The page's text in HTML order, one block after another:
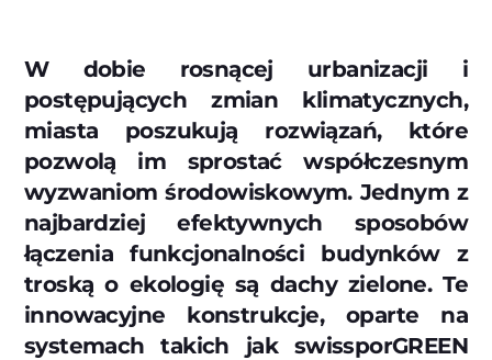
W dobie rosnącej urbanizacji i
postępujących zmian klimatycznych,
miasta poszukują rozwiązań, które
pozwolą im sprostać współczesnym
wyzwaniom środowiskowym. Jednym z
najbardziej efektywnych sposobów
łączenia funkcjonalności budynków z
troską o ekologię są dachy zielone. Te
innowacyjne konstrukcje, oparte na
systemach takich jak swissporGREEN